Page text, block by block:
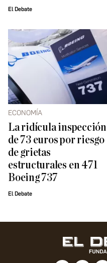
El Debate
ECONOMÍA
La ridícula inspección
de 73 euros por riesgo
de grietas
estructurales en 471
Boeing 737
El Debate